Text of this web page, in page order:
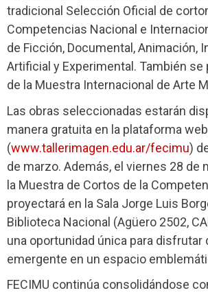
tradicional Selección Oficial de
Competencias Nacional e
de Ficción, Documental, Animación,
Artificial y Experimental. También
de la Muestra Internacional de Arte
Las obras seleccionadas estarán
manera gratuita en la plataforma
(www.tallerimagen.edu.ar/fecimu)
de marzo. Además, el viernes 28 de
la Muestra de Cortos de la
proyectará en la Sala Jorge Luis
Biblioteca Nacional (Agüero 2502,
una oportunidad única para disfrutar
emergente en un espacio
FECIMU continúa consolidándose